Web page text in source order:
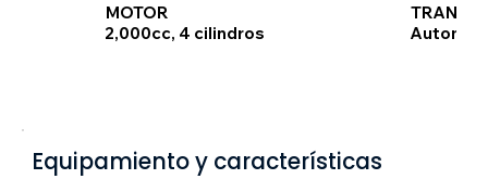
MOTOR
2,000cc, 4 cilindros
Equipamiento y características